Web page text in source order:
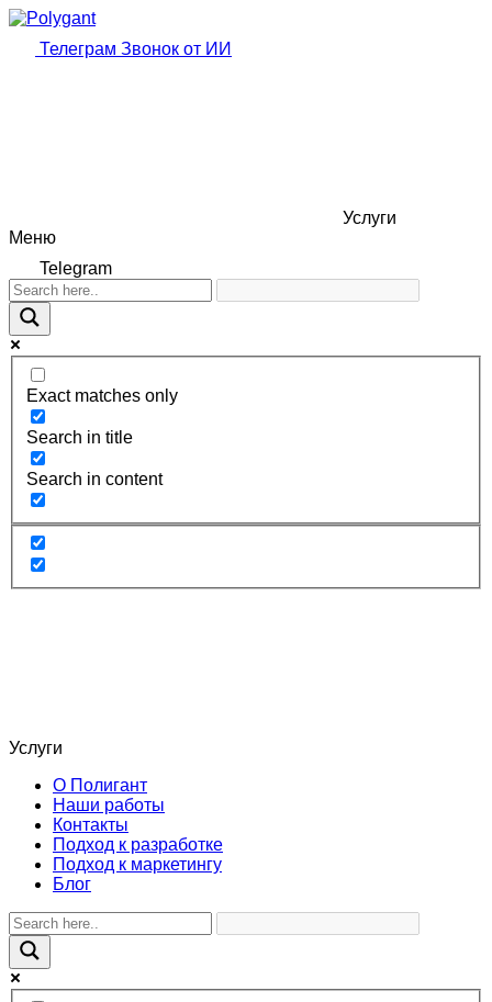
Телеграм Звонок от ИИ
Услуги
Меню
Telegram
Exact matches only
Search in title
Search in content
Услуги
О Полигант
Наши работы
Контакты
Подход к разработке
Подход к маркетингу
Блог